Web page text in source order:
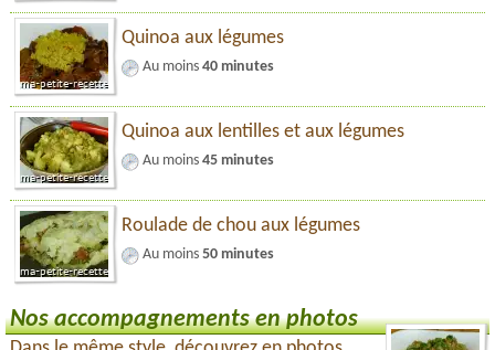
Quinoa aux légumes
Au moins 40 minutes
Quinoa aux lentilles et aux légumes
Au moins 45 minutes
Roulade de chou aux légumes
Au moins 50 minutes
Nos accompagnements en photos